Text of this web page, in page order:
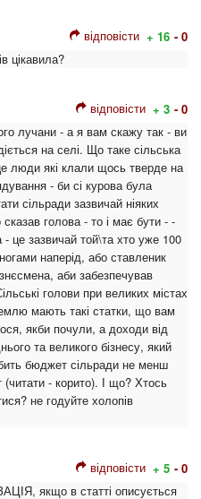
відповісти + 16 - 0
цікавила?
відповісти + 3 - 0
лучани - а я вам скажу так - ви
на селі. Що таке сільська
люди які клали щось тверде на
- би сі курова була
сільради зазвичай ніяких
голова - то і має бути - -
- це зазвичай той\та хто уже 100
наперід, або ставленик
аби забезпечував
голови при великих містах
мають такі статки, що вам
якби почули, а доходи від
та великого бізнесу, який
бюджет сільради не менш
- корито). І що? Хтось
не годуйте холопів
відповісти + 5 - 0
якщо в статті описується